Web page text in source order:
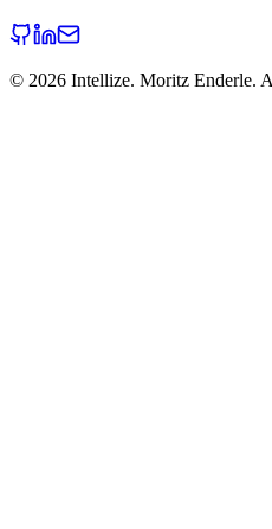
© 2026 Intellize. Moritz Enderle.